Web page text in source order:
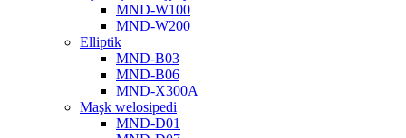
MND-W100
MND-W200
Elliptik
MND-B03
MND-B06
MND-X300A
Maşk welosipedi
MND-D01